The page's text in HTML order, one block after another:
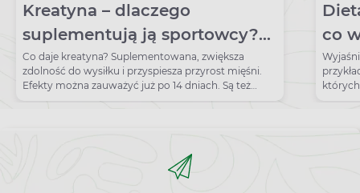
Kreatyna – dlaczego
suplementują ją sportowcy?
Działanie, przeciwwskazania
Co daje kreatyna? Suplementowana, zwiększa
zdolność do wysiłku i przyspiesza przyrost mięśni.
Efekty można zauważyć już po 14 dniach. Są też
skutki uboczne.
co